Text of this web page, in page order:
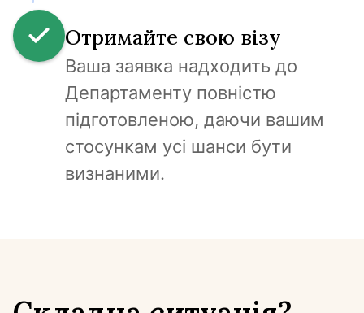
Отримайте свою візу
Ваша заявка надходить до
Департаменту повністю
підготовленою, даючи вашим
стосункам усі шанси бути
визнаними.